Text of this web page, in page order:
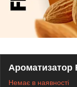
Ароматизатор
Немає в наявності